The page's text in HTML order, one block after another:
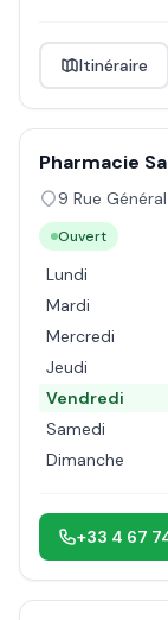
Itinéraire
Pharmacie
9 Rue
Ouvert
Lundi
Mardi
Mercredi
Jeudi
Vendredi
Samedi
Dimanche
+33 4 67